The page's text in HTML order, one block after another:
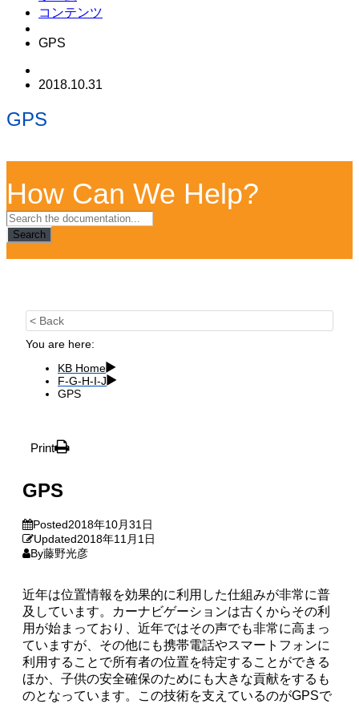
コンテンツ
GPS
2018.10.31
GPS
How Can We Help?
Search
< Back
You are here:
KB Home
F-G-H-I-J
GPS
Print
GPS
Posted2018年10月31日
Updated2018年11月1日
By藤野光彦
近年は位置情報を効果的に利用した仕組みが非常に普
及しています。カーナビゲーションは古くからその利
用が始まっており、近年ではその声でも非常に高まっ
ていますが、その他にも携帯電話やスマートフォンに
利用することで所有者の位置を特定することができる
ほか、子供の安全確保のためにも大きな貢献をするも
のとなっています。この技術を支えているのがGPSで